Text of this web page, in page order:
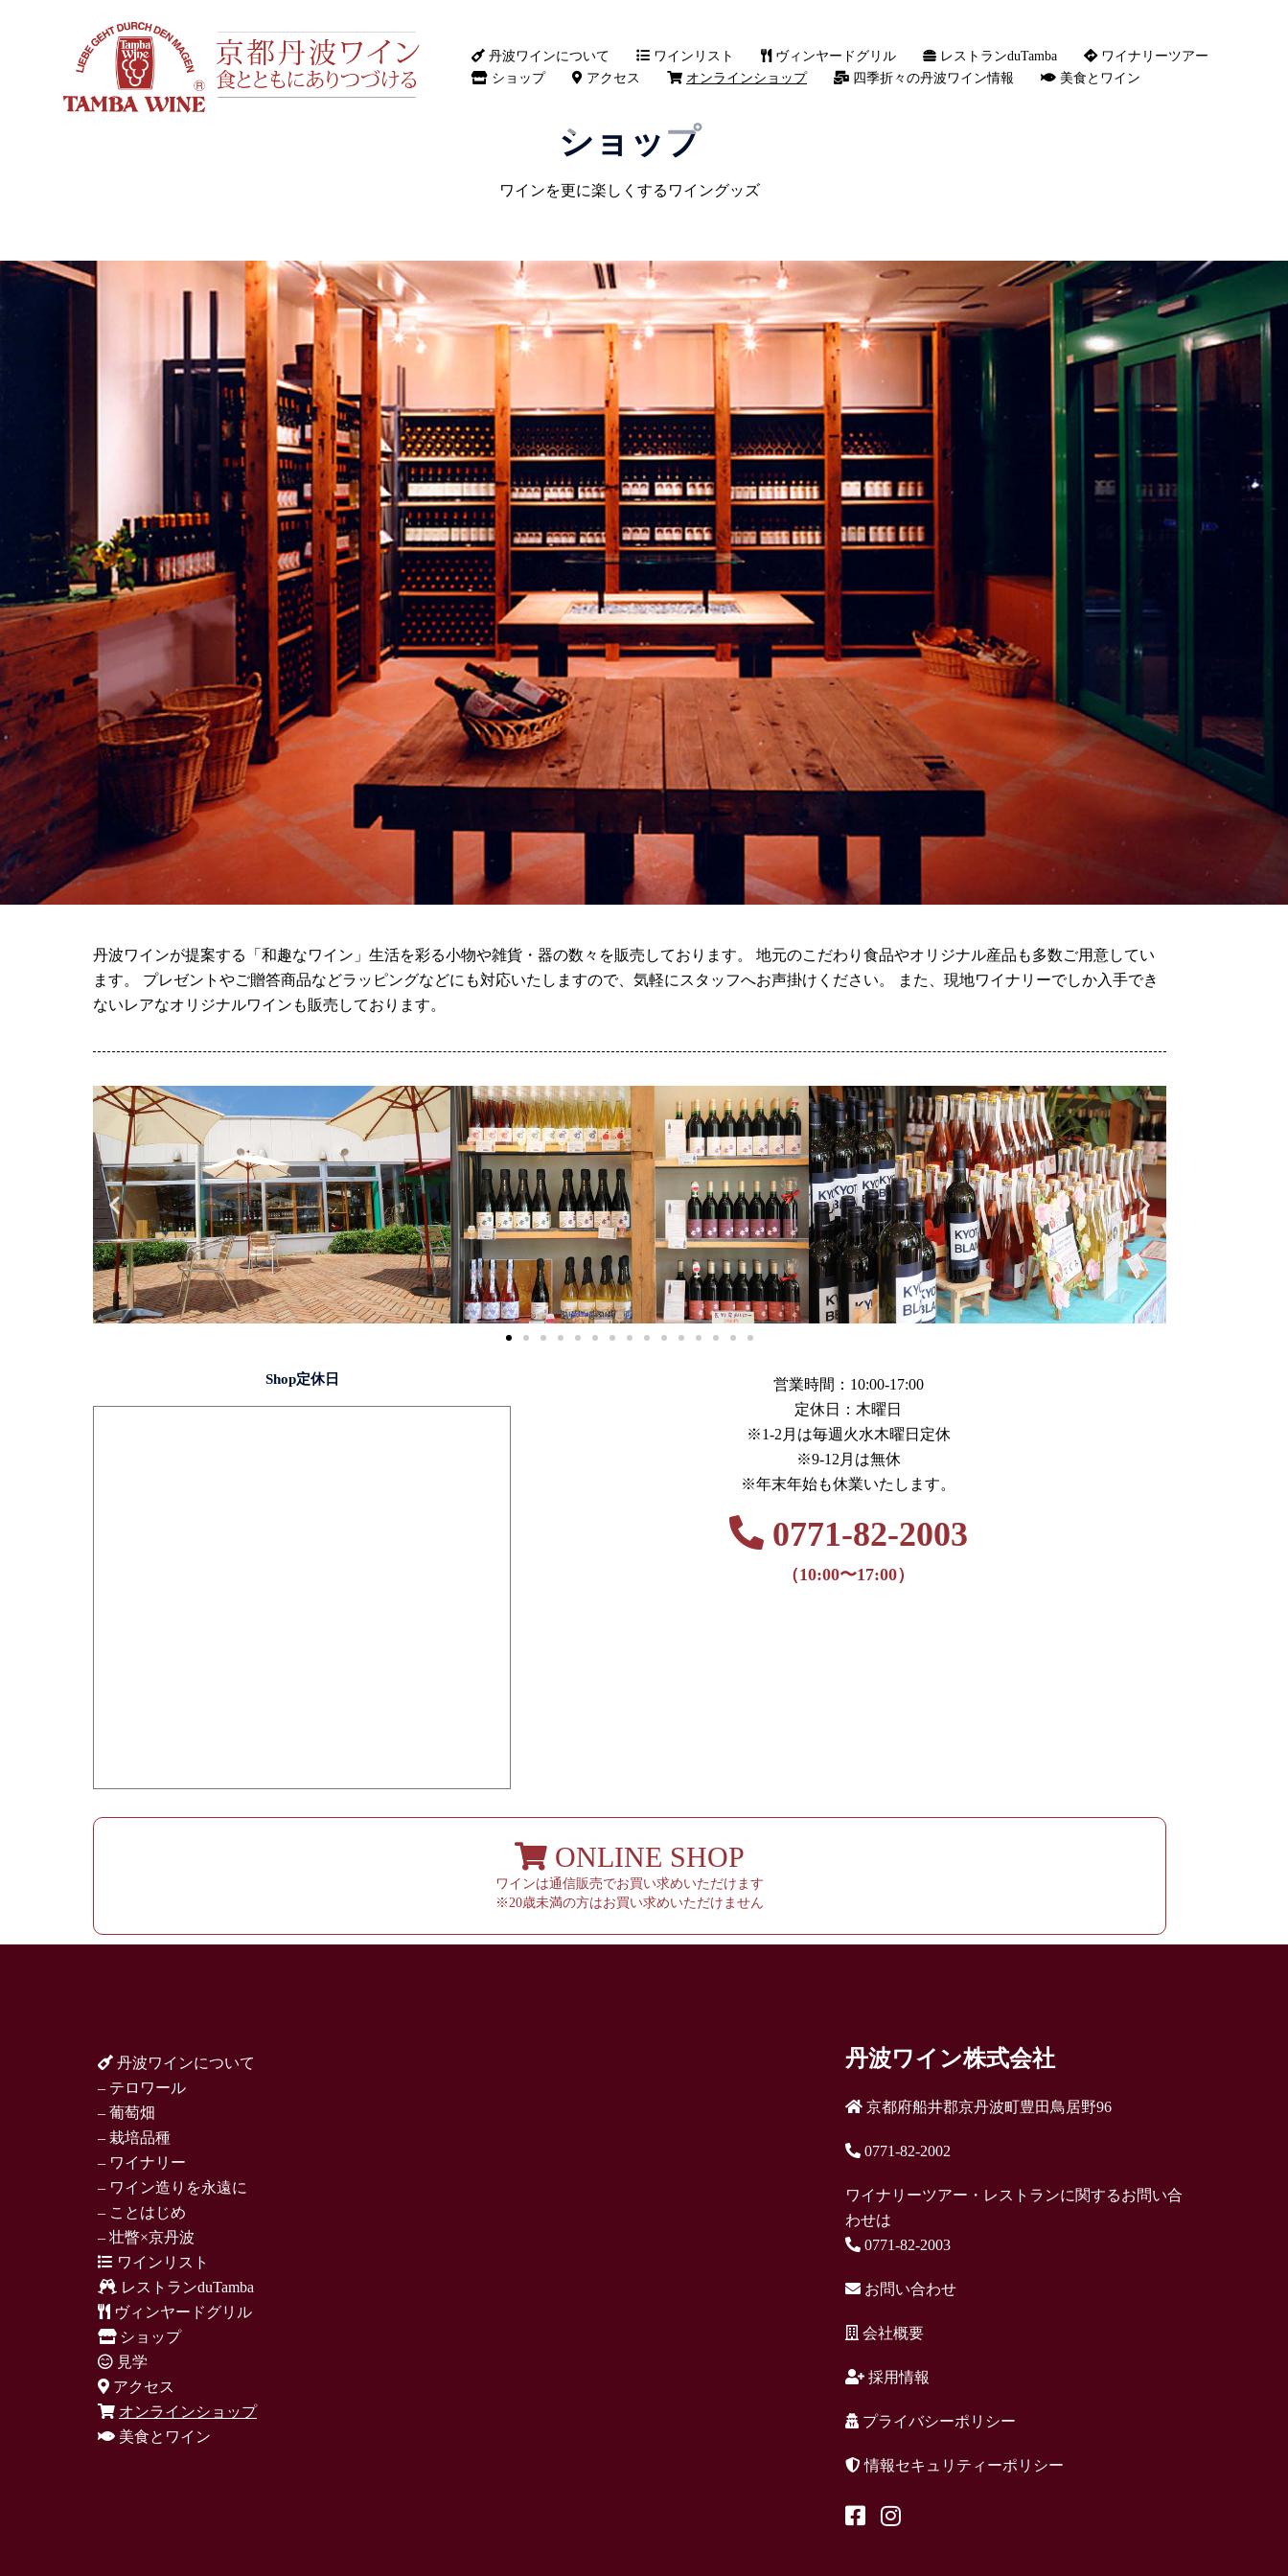
丹波ワインについて ワインリスト ヴィンヤードグリル レストランduTamba
ワイナリーツアー
ショップ
アクセス オンラインショップ 四季折々の丹波ワイン情報 美食とワイン
ショップ
ワインを更に楽しくするワイングッズ
丹波ワインが提案する「和趣なワイン」生活を彩る小物や雑貨・器の数々を販売しております。 地元のこだわり食品やオリジナル産品も多数ご用意してい
ます。 プレゼントやご贈答商品などラッピングなどにも対応いたしますので、気軽にスタッフへお声掛けください。 また、現地ワイナリーでしか入手でき
ないレアなオリジナルワインも販売しております。
Shop定休日
営業時間：10:00-17:00
定休日：木曜日
※1-2月は毎週火水木曜日定休
※9-12月は無休
※年末年始も休業いたします。
0771-82-2003
（10:00〜17:00）
ONLINE SHOP
ワインは通信販売でお買い求めいただけます
※20歳未満の方はお買い求めいただけません
丹波ワインについて
– テロワール
– 葡萄畑
– 栽培品種
– ワイナリー
– ワイン造りを永遠に
– ことはじめ
– 壮瞥×京丹波
ワインリスト
レストランduTamba
ヴィンヤードグリル
ショップ
見学
アクセス
オンラインショップ
美食とワイン
丹波ワイン株式会社
京都府船井郡京丹波町豊田鳥居野96
0771-82-2002
ワイナリーツアー・レストランに関するお問い合
わせは
0771-82-2003
お問い合わせ
会社概要
採用情報
プライバシーポリシー
情報セキュリティーポリシー